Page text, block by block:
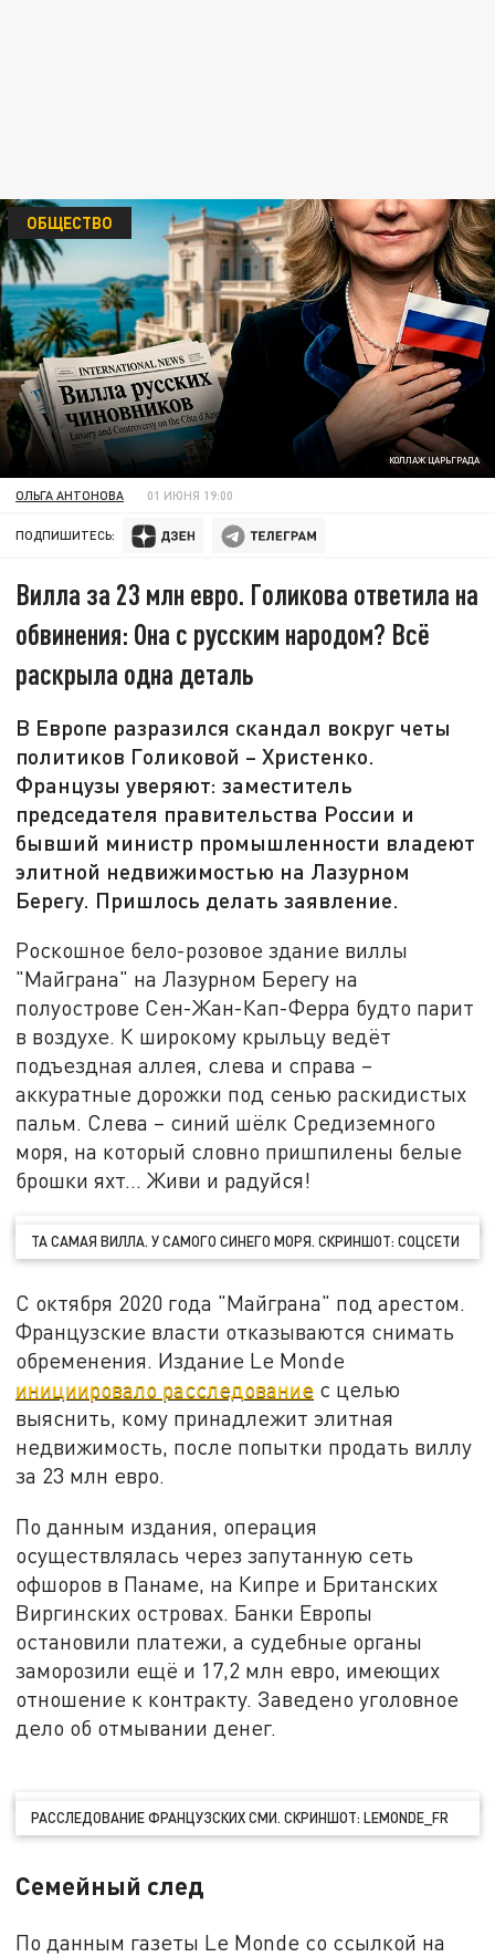
КОЛЛАЖ ЦАРЬГРАДА
ОБЩЕСТВО
ОЛЬГА АНТОНОВА 01 ИЮНЯ 19:00
ПОДПИШИТЕСЬ:
Вилла за 23 млн евро. Голикова ответила на
обвинения: Она с русским народом? Всё
раскрыла одна деталь
В Европе разразился скандал вокруг четы
политиков Голиковой – Христенко.
Французы уверяют: заместитель
председателя правительства России и
бывший министр промышленности владеют
элитной недвижимостью на Лазурном
Берегу. Пришлось делать заявление.
Роскошное бело-розовое здание виллы
"Майграна" на Лазурном Берегу на
полуострове Сен-Жан-Кап-Ферра будто парит
в воздухе. К широкому крыльцу ведёт
подъездная аллея, слева и справа –
аккуратные дорожки под сенью раскидистых
пальм. Слева – синий шёлк Средиземного
моря, на который словно пришпилены белые
брошки яхт... Живи и радуйся!
ТА САМАЯ ВИЛЛА. У САМОГО СИНЕГО МОРЯ. СКРИНШОТ: СОЦСЕТИ
С октября 2020 года "Майграна" под арестом.
Французские власти отказываются снимать
обременения. Издание Le Monde
инициировало расследование с целью
выяснить, кому принадлежит элитная
недвижимость, после попытки продать виллу
за 23 млн евро.
По данным издания, операция
осуществлялась через запутанную сеть
офшоров в Панаме, на Кипре и Британских
Виргинских островах. Банки Европы
остановили платежи, а судебные органы
заморозили ещё и 17,2 млн евро, имеющих
отношение к контракту. Заведено уголовное
дело об отмывании денег.
РАССЛЕДОВАНИЕ ФРАНЦУЗСКИХ СМИ. СКРИНШОТ: LEMONDE_FR
Семейный след
По данным газеты Le Monde со ссылкой на